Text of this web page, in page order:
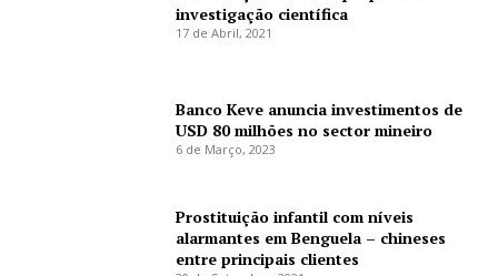
investigação científica
17 de Abril, 2021
Banco Keve anuncia investimentos de
USD 80 milhões no sector mineiro
6 de Março, 2023
Prostituição infantil com níveis
alarmantes em Benguela – chineses
entre principais clientes